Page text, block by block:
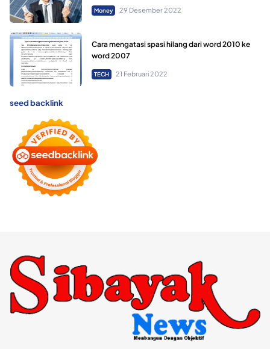
Money 29 Desember 2022
Cara mengatasi spasi hilang dari word 2010 ke
word 2007
TECH 21 Februari 2022
seed backlink